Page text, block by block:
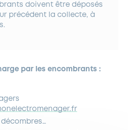
doivent être déposés
précédent la collecte, à
par les encombrants :